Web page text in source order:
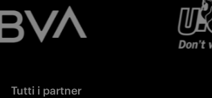
Tutti i partner